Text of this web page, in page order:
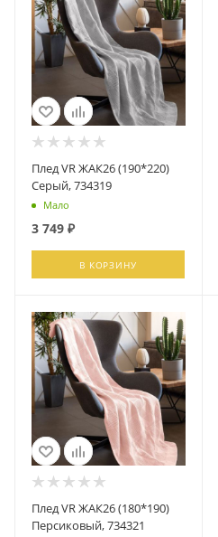
Плед VR ЖАК26 (190*220)
Серый, 734319
Мало
3 749 ₽
В КОРЗИНУ
Плед VR ЖАК26 (180*190)
Персиковый, 734321